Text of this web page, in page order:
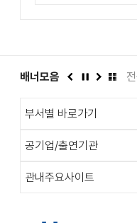
배너모음
서관 인권상담 1331
부서별 바로가기
공기업/출연기관
관내주요사이트